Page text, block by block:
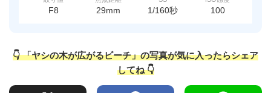
F8 29mm 1/160秒 100
👇 「ヤシの木が広がるビーチ」の写真が気に入ったらシェア
してね 👇